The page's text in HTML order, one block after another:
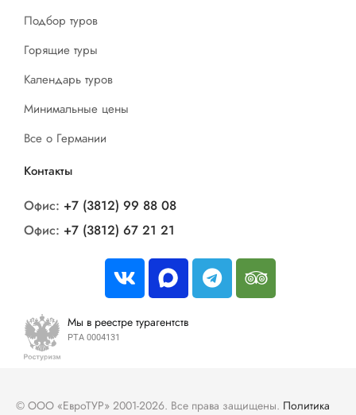
Подбор туров
Горящие туры
Календарь туров
Минимальные цены
Все о Германии
Контакты
Офис: +7 (3812) 99 88 08
Офис: +7 (3812) 67 21 21
Мы в реестре турагентств
РТА 0004131
© ООО «ЕвроТУР» 2001-2026. Все права защищены. Политика